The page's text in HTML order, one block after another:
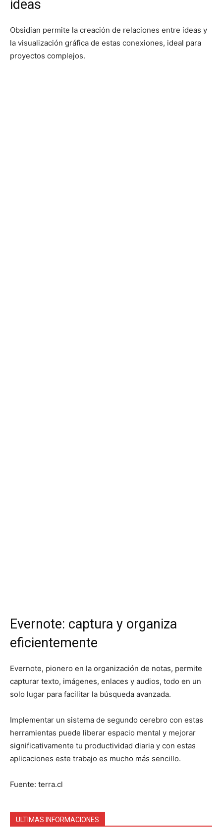
ideas
Obsidian permite la creación de relaciones entre ideas y
la visualización gráfica de estas conexiones, ideal para
proyectos complejos.
Evernote: captura y organiza
eficientemente
Evernote, pionero en la organización de notas, permite
capturar texto, imágenes, enlaces y audios, todo en un
solo lugar para facilitar la búsqueda avanzada.
Implementar un sistema de segundo cerebro con estas
herramientas puede liberar espacio mental y mejorar
significativamente tu productividad diaria y con estas
aplicaciones este trabajo es mucho más sencillo.
Fuente: terra.cl
ULTIMAS INFORMACIONES